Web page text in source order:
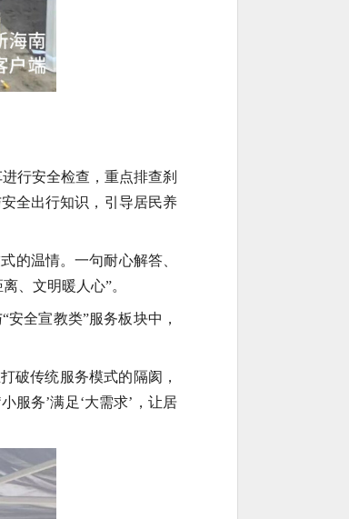
行安全检查，重点排查刹
全出行知识，引导居民养
的温情。一句耐心解答、
、文明暖人心”。
全宣教类”服务板块中，
破传统服务模式的隔阂，
服务’满足‘大需求’，让居